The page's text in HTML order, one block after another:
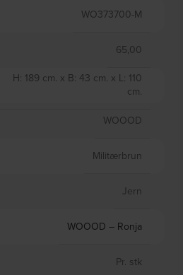
WO373700-M
65,00
H: 189 cm. x B: 43 cm. x L: 110
cm.
WOOOD
Militærbrun
Jern
WOOOD – Ronja
Pr. stk